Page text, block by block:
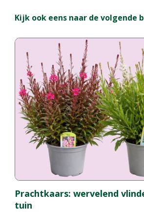
Kijk ook eens naar de volgende
Prachtkaars: wervelend
tuin